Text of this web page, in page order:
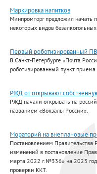
Маркировка напитков
Минпромторг предложил начать
некоторых видов
Первый роботизированный
В Санкт-Петербурге «Почта
роботизированный пункт
РЖД от открывают
РЖД начали открывать на
названием «Вокзалы России».
Мораторий на внеплановые
Постановлением
изменений в постановление
марта 2022 г.№336» на 2023
проверки ККТ.